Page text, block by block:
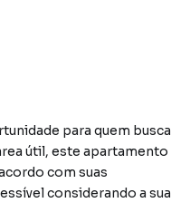
para quem busca
útil, este apartamento
com suas
considerando a sua